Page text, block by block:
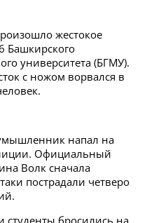
жестокое
Башкирского
университета (БГМУ).
с ножом ворвался в
напал на
Официальный
Волк сначала
пострадали четверо